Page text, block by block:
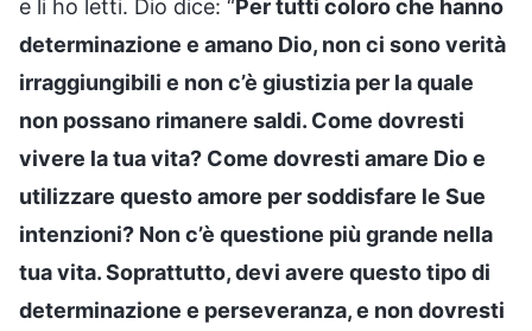
e li ho letti. Dio dice: “Per tutti coloro che hanno
determinazione e amano Dio, non ci sono verità
irraggiungibili e non c’è giustizia per la quale
non possano rimanere saldi. Come dovresti
vivere la tua vita? Come dovresti amare Dio e
utilizzare questo amore per soddisfare le Sue
intenzioni? Non c’è questione più grande nella
tua vita. Soprattutto, devi avere questo tipo di
determinazione e perseveranza, e non dovresti